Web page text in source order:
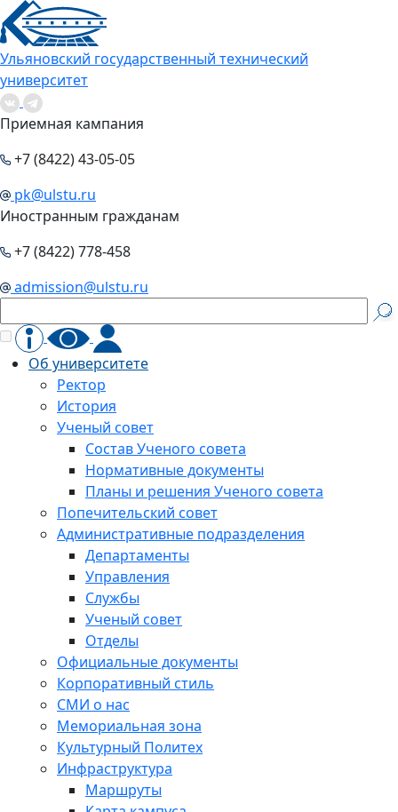
Ульяновский государственный технический
университет
Приемная кампания
+7 (8422) 43-05-05
pk@ulstu.ru
Иностранным гражданам
+7 (8422) 778-458
admission@ulstu.ru
Об университете
Ректор
История
Ученый совет
Состав Ученого совета
Нормативные документы
Планы и решения Ученого совета
Попечительский совет
Административные подразделения
Департаменты
Управления
Службы
Ученый совет
Отделы
Официальные документы
Корпоративный стиль
СМИ о нас
Мемориальная зона
Культурный Политех
Инфраструктура
Маршруты